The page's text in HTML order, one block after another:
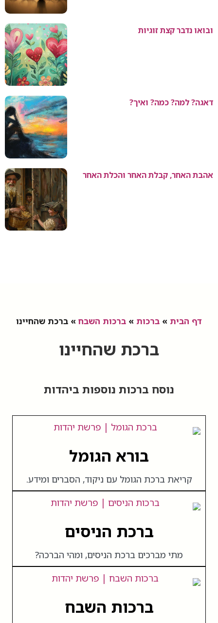
ובואו נדבר קצת זוגיות
דאגה? למה? כמה? ואיך?
אהבת האחר, קבלת האחר והכלת האחר
דף הבית » ברכות » ברכות השבח » ברכת שהחיינו
ברכת שהחיינו
נוסח ברכות נוספות ביהדות
בורא הגומל
קריאת ברכת הגומל עם ניקוד, הסברים ומידע.
ברכת הניסים
מתי מברכים ברכת הניסים, ומהי הברכה?
ברכות השבח